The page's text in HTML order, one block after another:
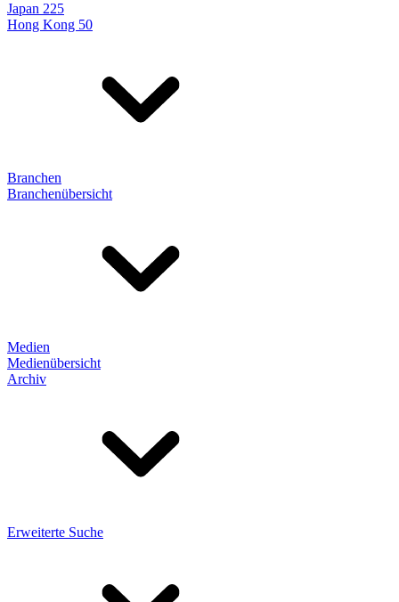
Japan 225
Hong Kong 50
Branchen
Branchenübersicht
Medien
Medienübersicht
Archiv
Erweiterte Suche